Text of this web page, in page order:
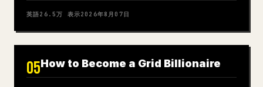
英語26.5万 表示2026年8月07日
05How to Become a Grid Billionaire